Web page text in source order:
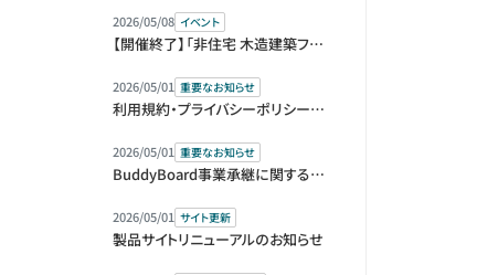
2026/05/08 イベント
【開催終了】「非住宅 木造建築フェア 2026」（BREX）に出展します
2026/05/01 重要なお知らせ
利用規約・プライバシーポリシー改定のお知らせ
2026/05/01 重要なお知らせ
BuddyBoard事業承継に関するお知らせ
2026/05/01 サイト更新
製品サイトリニューアルのお知らせ